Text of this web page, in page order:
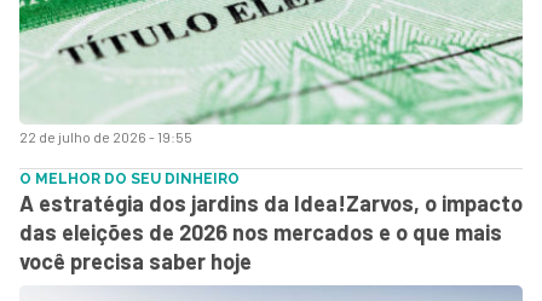
22 de julho de 2026 - 19:55
O MELHOR DO SEU DINHEIRO
A estratégia dos jardins da Idea!Zarvos, o impacto
das eleições de 2026 nos mercados e o que mais
você precisa saber hoje